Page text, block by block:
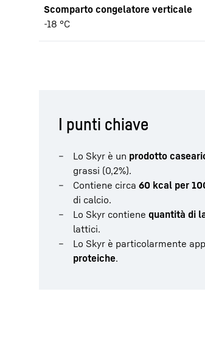
Scomparto congelatore verticale
-18 °C
I punti chiave
Lo Skyr è un prodotto
grassi (0,2%).
Contiene circa 60 kcal per
di calcio.
Lo Skyr contiene quantità di
lattici.
Lo Skyr è particolarmente
proteiche.